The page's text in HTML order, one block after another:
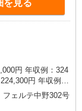
われる手当含む
、特別地域手当
1分〜） ◎居住支
更に1万円支給
ヶ月分/年支給
を見る
円 年収例：324
、深夜勤手当（月
ェルテ中野302号